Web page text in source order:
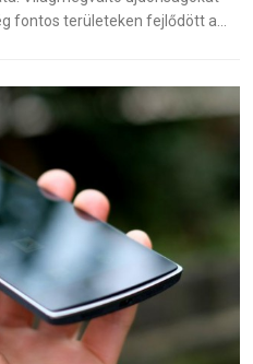
fontos területeken fejlődött a…